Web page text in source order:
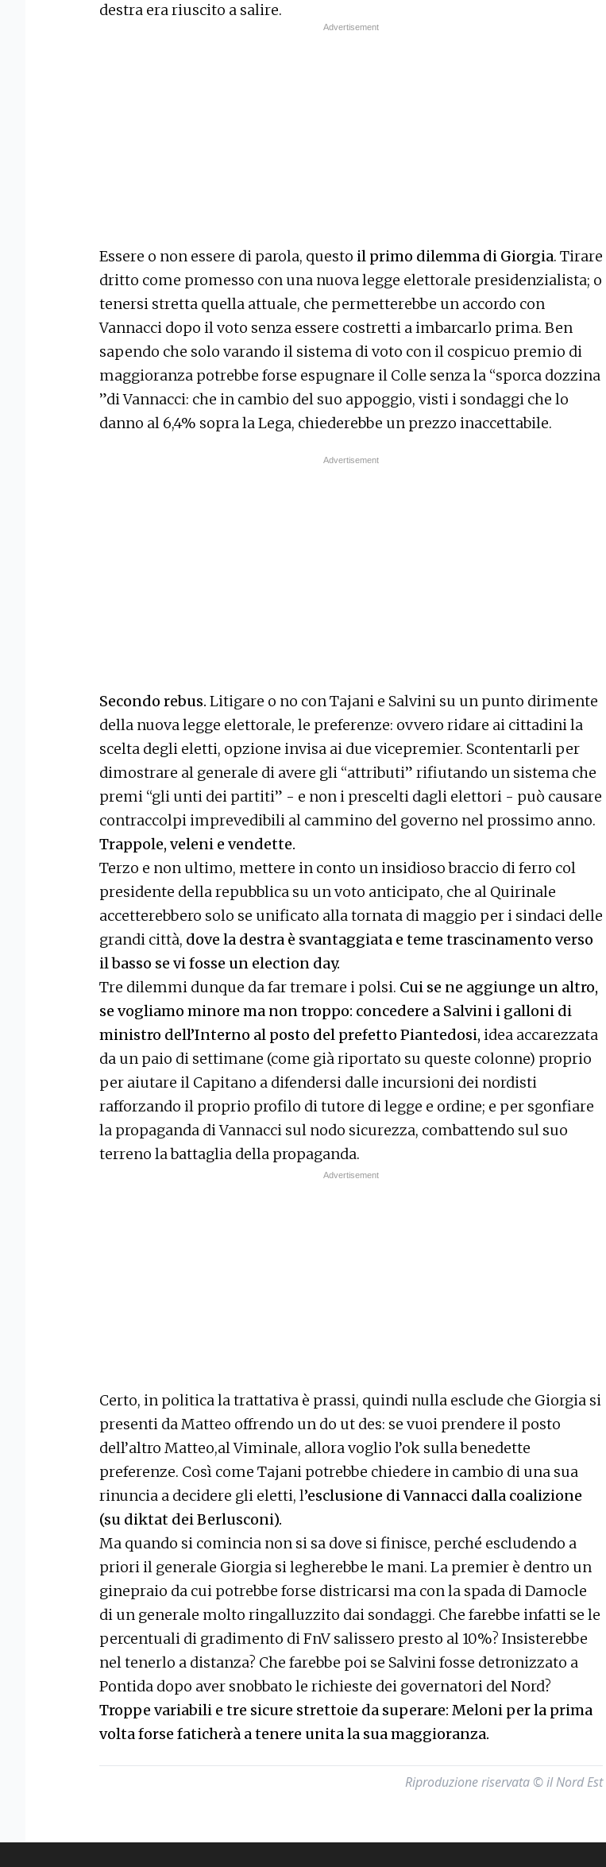
destra era riuscito a salire.
Essere o non essere di parola, questo il primo dilemma di Giorgia. Tirare
dritto come promesso con una nuova legge elettorale presidenzialista; o
tenersi stretta quella attuale, che permetterebbe un accordo con
Vannacci dopo il voto senza essere costretti a imbarcarlo prima. Ben
sapendo che solo varando il sistema di voto con il cospicuo premio di
maggioranza potrebbe forse espugnare il Colle senza la “sporca dozzina
”di Vannacci: che in cambio del suo appoggio, visti i sondaggi che lo
danno al 6,4% sopra la Lega, chiederebbe un prezzo inaccettabile.
Secondo rebus. Litigare o no con Tajani e Salvini su un punto dirimente
della nuova legge elettorale, le preferenze: ovvero ridare ai cittadini la
scelta degli eletti, opzione invisa ai due vicepremier. Scontentarli per
dimostrare al generale di avere gli “attributi” rifiutando un sistema che
premi “gli unti dei partiti” - e non i prescelti dagli elettori - può causare
contraccolpi imprevedibili al cammino del governo nel prossimo anno.
Trappole, veleni e vendette.
Terzo e non ultimo, mettere in conto un insidioso braccio di ferro col
presidente della repubblica su un voto anticipato, che al Quirinale
accetterebbero solo se unificato alla tornata di maggio per i sindaci delle
grandi città, dove la destra è svantaggiata e teme trascinamento verso
il basso se vi fosse un election day.
Tre dilemmi dunque da far tremare i polsi. Cui se ne aggiunge un altro,
se vogliamo minore ma non troppo: concedere a Salvini i galloni di
ministro dell’Interno al posto del prefetto Piantedosi, idea accarezzata
da un paio di settimane (come già riportato su queste colonne) proprio
per aiutare il Capitano a difendersi dalle incursioni dei nordisti
rafforzando il proprio profilo di tutore di legge e ordine; e per sgonfiare
la propaganda di Vannacci sul nodo sicurezza, combattendo sul suo
terreno la battaglia della propaganda.
Certo, in politica la trattativa è prassi, quindi nulla esclude che Giorgia si
presenti da Matteo offrendo un do ut des: se vuoi prendere il posto
dell’altro Matteo,al Viminale, allora voglio l’ok sulla benedette
preferenze. Così come Tajani potrebbe chiedere in cambio di una sua
rinuncia a decidere gli eletti, l’esclusione di Vannacci dalla coalizione
(su diktat dei Berlusconi).
Ma quando si comincia non si sa dove si finisce, perché escludendo a
priori il generale Giorgia si legherebbe le mani. La premier è dentro un
ginepraio da cui potrebbe forse districarsi ma con la spada di Damocle
di un generale molto ringalluzzito dai sondaggi. Che farebbe infatti se le
percentuali di gradimento di FnV salissero presto al 10%? Insisterebbe
nel tenerlo a distanza? Che farebbe poi se Salvini fosse detronizzato a
Pontida dopo aver snobbato le richieste dei governatori del Nord?
Troppe variabili e tre sicure strettoie da superare: Meloni per la prima
volta forse faticherà a tenere unita la sua maggioranza.
Riproduzione riservata © il Nord Est